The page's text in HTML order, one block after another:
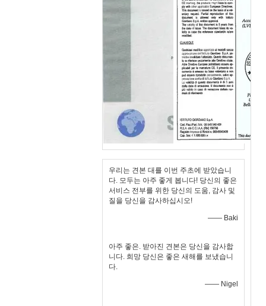
우리는 견본 대를 이번 주초에 받았습니
다. 모두는 아주 좋게 봅니다! 당신의 좋은
서비스 전부를 위한 당신의 도움, 감사 및
질을 당신을 감사하십시오!
—— Baki
아주 좋은. 받아진 견본은 당신을 감사합
니다. 희망 당신은 좋은 새해를 보냈습니
다.
—— Nigel